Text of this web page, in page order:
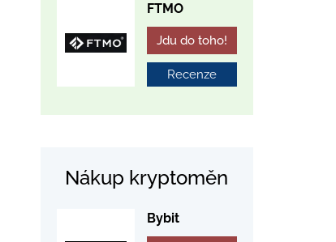
FTMO
Jdu do toho!
Recenze
Nákup kryptoměn
Bybit